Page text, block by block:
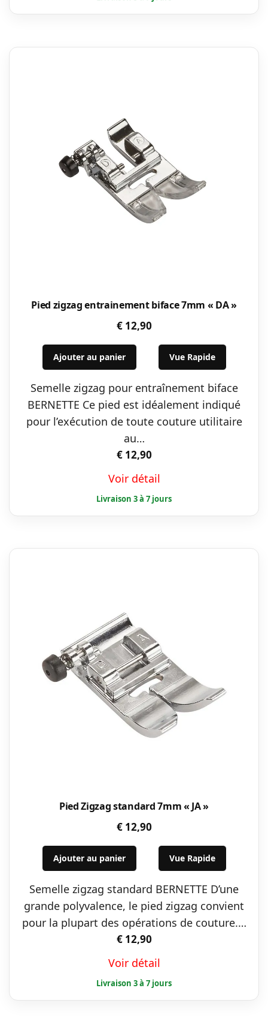
Pied zigzag entrainement biface 7mm « DA »
€12,90
Ajouter au panier Vue Rapide
Semelle zigzag pour entraînement biface
BERNETTE Ce pied est idéalement indiqué
pour l’exécution de toute couture utilitaire
au…
€12,90
Voir détail
Pied Zigzag standard 7mm « JA »
€12,90
Ajouter au panier Vue Rapide
Semelle zigzag standard BERNETTE D’une
grande polyvalence, le pied zigzag convient
pour la plupart des opérations de couture.…
€12,90
Voir détail